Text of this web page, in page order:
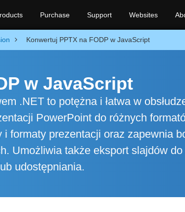
Purchase Support Websites
Konwertuj PPTX na FODP w JavaScript
w JavaScript
.NET to potężna i łatwa w
PowerPoint do różnych
formaty prezentacji oraz zapewnia
Umożliwia także eksport slajdów do
udostępniania.